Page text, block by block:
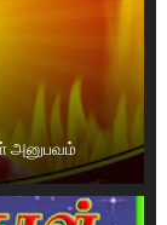
அனுபவம்